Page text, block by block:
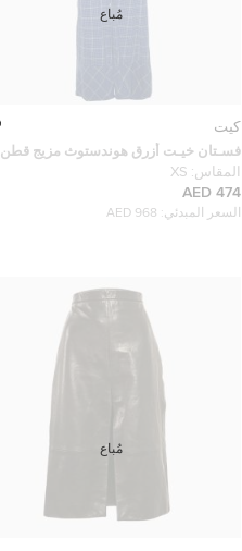
كيت
فسـتان خيـت أزرق هوندستوث مزيج قطن
دانييلا ميدي مقـاس صـغـيـر
المقاس: XS
474 AED
السعر المبدئي: 968 AED
مُباع
مُباع